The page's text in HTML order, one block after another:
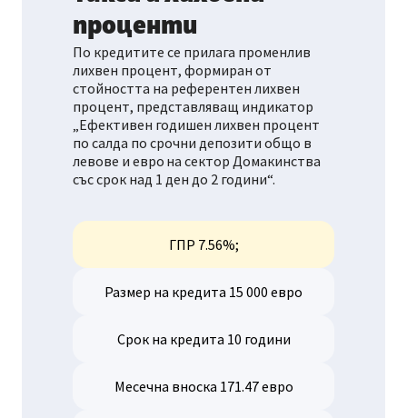
проценти
По кредитите се прилага променлив
лихвен процент, формиран от
стойността на референтен лихвен
процент, представляващ индикатор
„Ефективен годишен лихвен процент
по салда по срочни депозити общо в
левове и евро на сектор Домакинства
със срок над 1 ден до 2 години“.
ГПР 7.56%;
Размер на кредита 15 000 евро
Срок на кредита 10 години
Месечна вноска 171.47 евро